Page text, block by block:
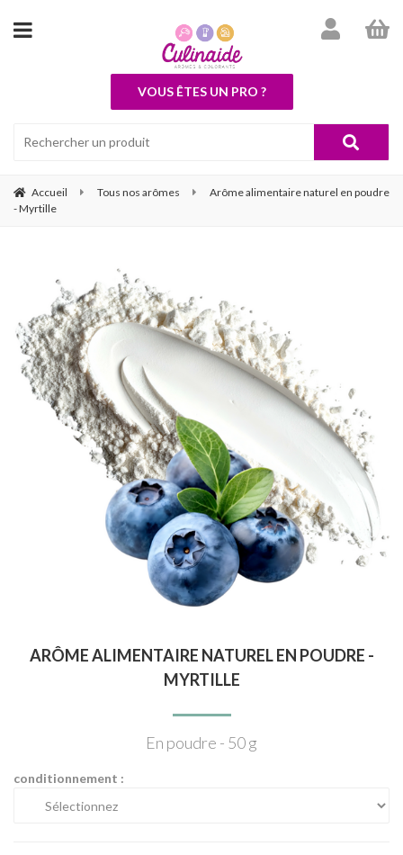
VOUS ÊTES UN PRO ?
Accueil Tous nos arômes
Arôme alimentaire naturel en poudre
- Myrtille
ARÔME ALIMENTAIRE NATUREL EN POUDRE -
MYRTILLE
En poudre - 50 g
conditionnement :